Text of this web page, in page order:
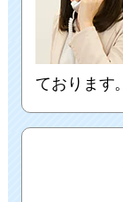
ております。